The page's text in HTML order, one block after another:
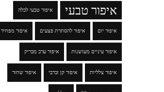
איפור טבעי איפור טבעי לכלה
איפור יום איפור להסתרת פצעים איפור מפחיד
איפור עיניים מעושנות איפור ערב מבריק
איפור צלליות איפור קן וברבי איפור שחור